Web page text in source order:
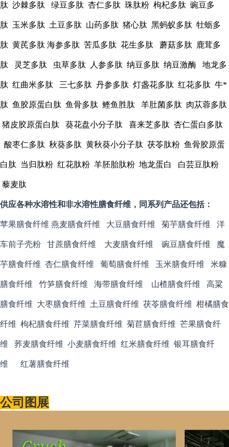
肽 沙棘多肽 绿豆多肽 杏仁多肽 珠肽粉 枸杞多肽 豌豆多
肽 玉米多肽 土豆多肽 山药多肽 猪心肽 黑蚂蚁多肽 牡蛎多
肽 黄芪多肽 海参多肽 苦瓜多肽 花生多肽 蘑菇多肽 鹿茸多
肽 灵芝多肽 虫草多肽 人参多肽 纳豆多肽 纳豆激酶 地龙多
肽 红曲米多肽 三七多肽 丹参多肽 灯盏花多肽 红花多肽 牛*
肽 鱼胶原蛋白肽 鱼骨多肽 鲣鱼胜肽 羊肚菌多肽 肉苁蓉多肽
猪皮胶原蛋白肽 葵花盘小分子肽 喜来芝多肽 杏仁蛋白多肽
酸枣仁多肽 秋葵多肽 黄秋葵小分子肽 茯苓肽粉 鱼骨胶原蛋
白肽 当归肽粉 红花肽粉 羊胚胎肽粉 地龙蛋白 白芸豆肽粉
藜麦肽
供应各种水溶性和非水溶性膳食纤维，同系列产品还包括：
苹果膳食纤维 燕麦膳食纤维 大豆膳食纤维 菊芋膳食纤维 洋
车前子壳粉 甘蔗膳食纤维 大麦膳食纤维 豌豆膳食纤维 魔
芋膳食纤维 杏仁膳食纤维 葡萄膳食纤维 玉米膳食纤维 米糠
膳食纤维 竹笋膳食纤维 海带膳食纤维 山楂膳食纤维 高粱
膳食纤维 大枣膳食纤维 土豆膳食纤维 茯苓膳食纤维 柑橘膳食
纤维 枸杞膳食纤维 芹菜膳食纤维 菊苣膳食纤维 芒果膳食纤
维 荞麦膳食纤维 小麦膳食纤维 红米膳食纤维 银耳膳食纤
维 红薯膳食纤维
公司图展